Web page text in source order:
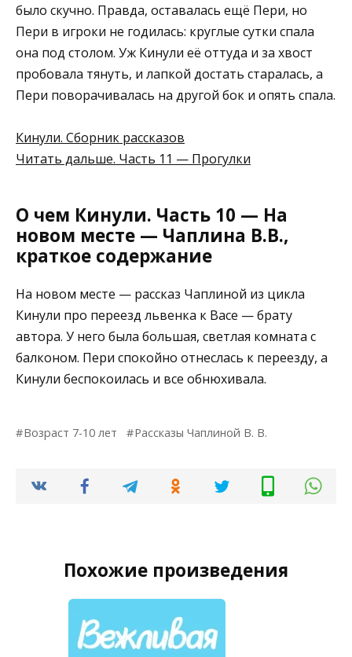
было скучно. Правда, оставалась ещё Пери, но
Пери в игроки не годилась: круглые сутки спала
она под столом. Уж Кинули её оттуда и за хвост
пробовала тянуть, и лапкой достать старалась, а
Пери поворачивалась на другой бок и опять спала.
Кинули. Сборник рассказов
Читать дальше. Часть 11 — Прогулки
О чем Кинули. Часть 10 — На
новом месте — Чаплина В.В.,
краткое содержание
На новом месте — рассказ Чаплиной из цикла
Кинули про переезд львенка к Васе — брату
автора. У него была большая, светлая комната с
балконом. Пери спокойно отнеслась к переезду, а
Кинули беспокоилась и все обнюхивала.
Возраст 7-10 лет Рассказы Чаплиной В. В.
Похожие произведения